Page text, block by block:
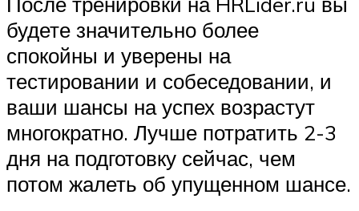
будете значительно более
спокойны и уверены на
тестировании и собеседовании, и
ваши шансы на успех возрастут
многократно. Лучше потратить 2-3
дня на подготовку сейчас, чем
потом жалеть об упущенном шансе.